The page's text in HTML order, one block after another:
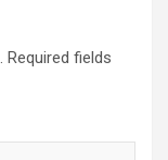
Required fields